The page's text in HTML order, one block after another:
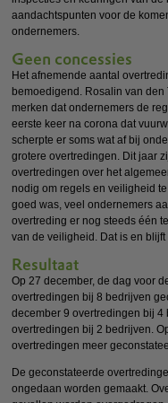
aandachtspunten voor de
ondernemers.
Geen concessies
Het afnemende aantal
bemoedigend. Rosalin van den
merken dat ondernemers de
eerste keer na corona dat
scherpte er soms wat af bij
grotere overtredingen. Dit jaar
overtredingen over het
nodig om regels en veiligheid
goed was, veel ondernemers
overtreding er nog steeds één
van de veiligheid. Dat is en
Resultaat
Op 27 december, de dag voor
overtredingen bij 8 bedrijven
december 9 overtredingen bij
overtredingen bij 2 bedrijven.
overtredingen meer
De geconstateerde
ongedaan worden gemaakt.